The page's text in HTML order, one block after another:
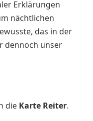
Erklärungen
nächtlichen
das in der
dennoch unser
die Karte Reiter.